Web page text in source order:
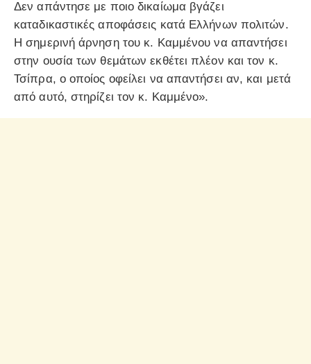
Δεν απάντησε με ποιο δικαίωμα βγάζει
καταδικαστικές αποφάσεις κατά Ελλήνων πολιτών.
Η σημερινή άρνηση του κ. Καμμένου να απαντήσει
στην ουσία των θεμάτων εκθέτει πλέον και τον κ.
Τσίπρα, ο οποίος οφείλει να απαντήσει αν, και μετά
από αυτό, στηρίζει τον κ. Καμμένο».